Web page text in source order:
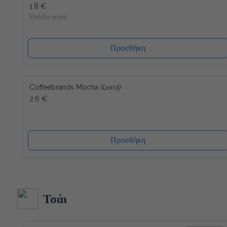
1.8 €
Επιλέξτε γεύση
Προσθήκη
Coffeebrands Mocha (ζεστή)
2.6 €
Προσθήκη
Τσάι